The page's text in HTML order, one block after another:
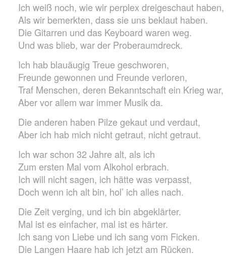
Ich weiß noch, wie wir perplex dreigeschaut haben,
Als wir bemerkten, dass sie uns beklaut haben.
Die Gitarren und das Keyboard waren weg.
Und was blieb, war der Proberaumdreck.
Ich hab blauäugig Treue geschworen,
Freunde gewonnen und Freunde verloren,
Traf Menschen, deren Bekanntschaft ein Krieg war,
Aber vor allem war immer Musik da.
Die anderen haben Pilze gekaut und verdaut,
Aber ich hab mich nicht getraut, nicht getraut.
Ich war schon 32 Jahre alt, als ich
Zum ersten Mal vom Alkohol erbrach.
Ich will nicht sagen, ich hätte was verpasst,
Doch wenn ich alt bin, hol’ ich alles nach.
Die Zeit verging, und ich bin abgeklärter.
Mal ist es einfacher, mal ist es härter.
Ich sang von Liebe und ich sang vom Ficken.
Die Langen Haare hab ich jetzt am Rücken.